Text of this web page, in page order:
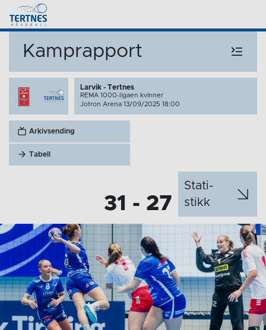
Kamprapport
Larvik - Tertnes
REMA 1000-ligaen kvinner
Jotron Arena 13/09/2025 18:00
Arkivsending
Tabell
31 - 27
Stati­
stikk